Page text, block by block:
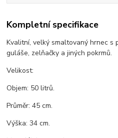
Kompletní specifikace
Kvalitní, velký smaltovaný hrnec s
guláše, zelňačky a jiných pokrmů.
Velikost:
Objem: 50 litrů.
Průměr: 45 cm.
Výška: 34 cm.